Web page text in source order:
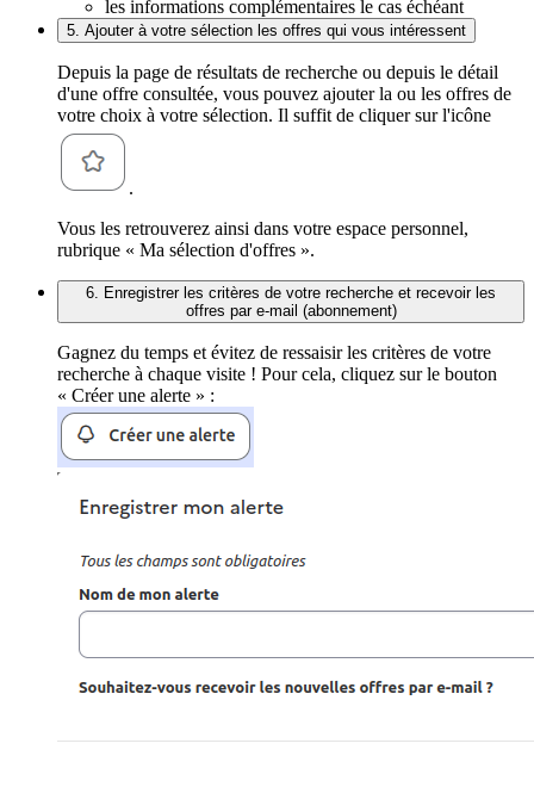
les informations complémentaires le cas échéant
5. Ajouter à votre sélection les offres qui vous intéressent
Depuis la page de résultats de recherche ou depuis le détail
d'une offre consultée, vous pouvez ajouter la ou les offres de
votre choix à votre sélection. Il suffit de cliquer sur l'icône
.
Vous les retrouverez ainsi dans votre espace personnel,
rubrique « Ma sélection d'offres ».
6. Enregistrer les critères de votre recherche et recevoir les
offres par e-mail (abonnement)
Gagnez du temps et évitez de ressaisir les critères de votre
recherche à chaque visite ! Pour cela, cliquez sur le bouton
« Créer une alerte » :